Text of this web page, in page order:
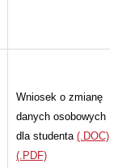
Wniosek o zmianę
danych osobowych
dla studenta (.DOC)
(.PDF)